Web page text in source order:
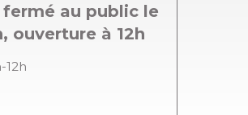
au public le
ouverture à 12h
12h